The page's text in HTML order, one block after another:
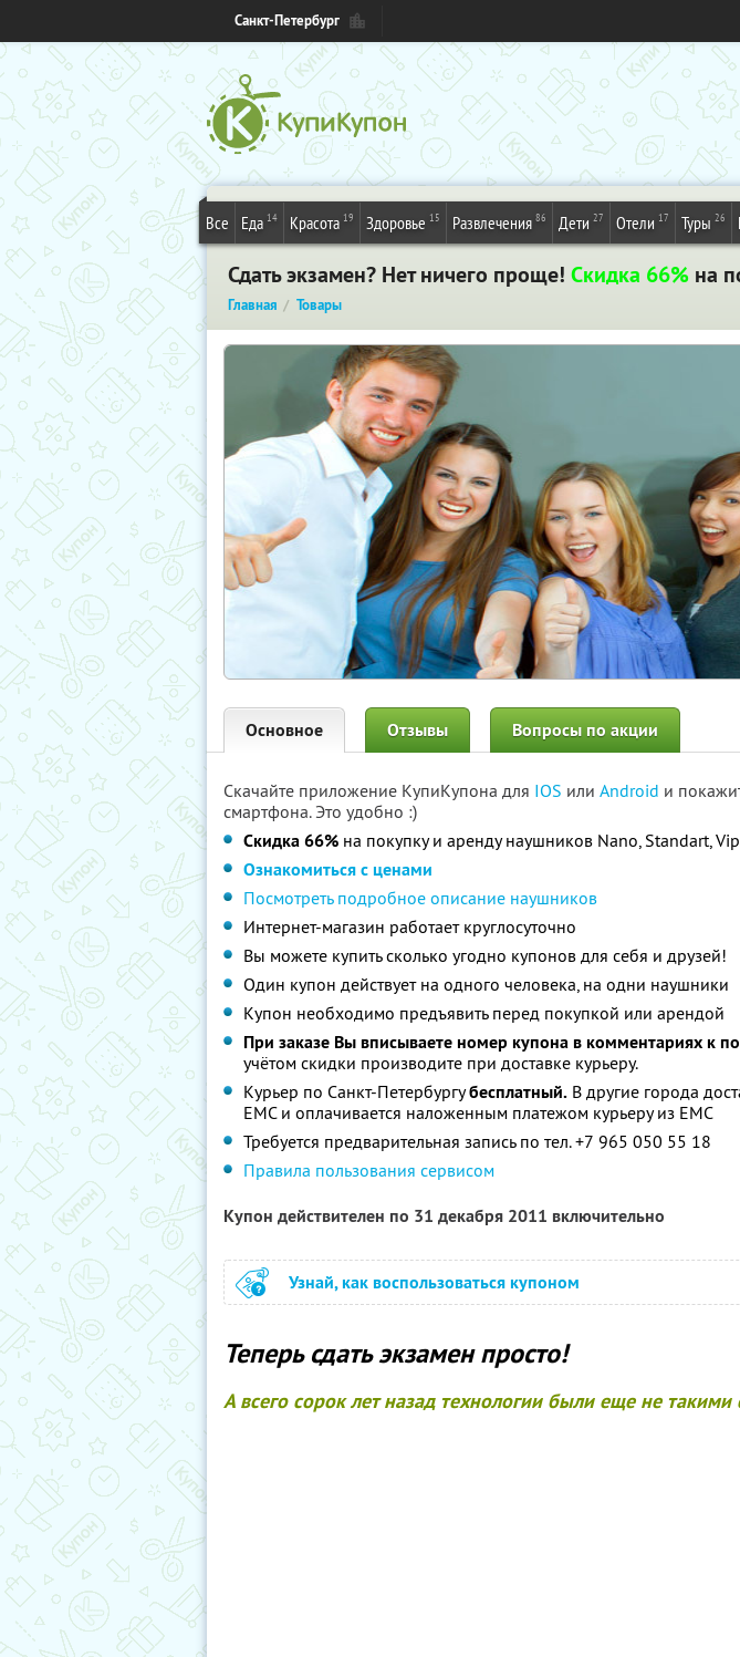
Санкт-Петербург
Все Еда 14 Красота 19 Здоровье 15 Развлечения 86 Дети 27 Отели 17 Туры 26
Сдать экзамен? Нет ничего проще! Скидка 66% на
Главная Товары
Основное Отзывы Вопросы по акции
Скачайте приложение КупиКупона для IOS или Android и
смартфона. Это удобно :)
Скидка 66% на покупку и аренду наушников Nano, Standart,
Ознакомиться с ценами
Посмотреть подробное описание наушников
Интернет-магазин работает круглосуточно
Вы можете купить сколько угодно купонов для себя и друзей!
Один купон действует на одного человека, на одни наушники
Купон необходимо предъявить перед покупкой или арендой
При заказе Вы вписываете номер купона в комментариях к
учётом скидки производите при доставке курьеру.
Курьер по Санкт-Петербургубесплатный. В другие города
ЕМС и оплачивается наложенным платежом курьеру из ЕМС
Требуется предварительная запись по тел. +7 965 050 55 18
Правила пользования сервисом
Купон действителен по 31 декабря 2011 включительно
Узнай, как воспользоваться купоном
Теперь сдать экзамен просто!
А всего сорок лет назад технологии были еще не